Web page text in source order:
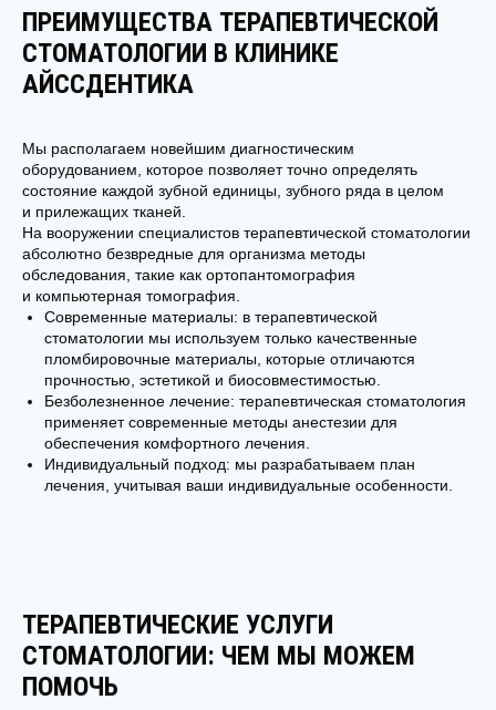
ПРЕИМУЩЕСТВА ТЕРАПЕВТИЧЕСКОЙ
СТОМАТОЛОГИИ В КЛИНИКЕ
АЙССДЕНТИКА
Мы располагаем новейшим диагностическим
оборудованием, которое позволяет точно определять
состояние каждой зубной единицы, зубного ряда в целом
и прилежащих тканей.
На вооружении специалистов терапевтической стоматологии
абсолютно безвредные для организма методы
обследования, такие как ортопантомография
и компьютерная томография.
Современные материалы: в терапевтической
стоматологии мы используем только качественные
пломбировочные материалы, которые отличаются
прочностью, эстетикой и биосовместимостью.
Безболезненное лечение: терапевтическая стоматология
применяет современные методы анестезии для
обеспечения комфортного лечения.
Индивидуальный подход: мы разрабатываем план
лечения, учитывая ваши индивидуальные особенности.
ТЕРАПЕВТИЧЕСКИЕ УСЛУГИ
СТОМАТОЛОГИИ: ЧЕМ МЫ МОЖЕМ
ПОМОЧЬ
УЗНАТЬ ПОДРОБНЕЕ О СТОИМОСТИ ЗАПИСАТЬСЯ НА ПРИЕМ
СТАНЬТЕ И ВЫ ОБЛАДАТЕЛЕМ
ЗДОРОВОЙ И КРАСИВОЙ УЛЫБКИ
СВЯЗАТЬСЯ С НАМИ